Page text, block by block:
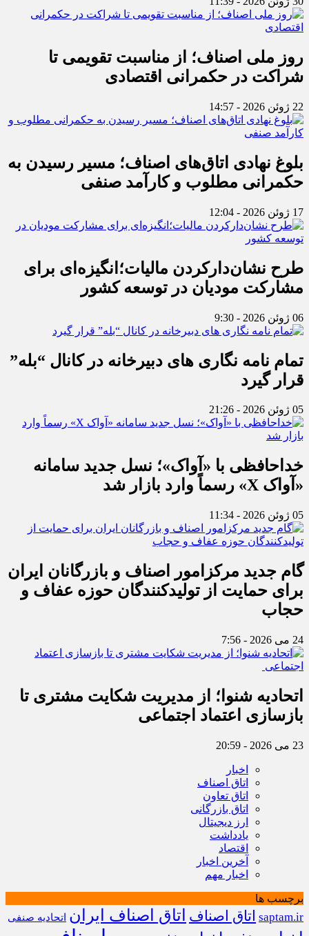
روز ملی اصناف؛ از مناسبت تقویمی تا
شراکت در حکمرانی اقتصادی
22 ژوئن 2026 - 14:57
بلوغ نهادی اتاق‌های اصناف؛ مسیر رسیدن به
حکمرانی مطلوب و کارآمد صنفی
17 ژوئن 2026 - 12:04
طرح نشان‌دارکردن مالیات؛انگیزه‌ای برای
مشارکت مودیان در توسعه کشور
06 ژوئن 2026 - 9:30
تمام نامه نگاری های دبیرخانه در کانال “بله”
قرار گیرد
05 ژوئن 2026 - 21:26
خداحافظی با «آواک»؛ نسل جدید سامانه
«آواک X» رسماً وارد بازار شد
05 ژوئن 2026 - 11:34
گام جدید مرکزامور اصناف و بازرگانان ایران
برای حمایت از تولیدکنندگان حوزه عفاف و
حجاب
24 می 2026 - 7:56
اتحادیه شنوا؛ از مدیریت شکایت مشتری تا
بازسازی اعتماد اجتماعی ‌
23 می 2026 - 20:59
اخبار
اتاق اصناف
اتاق تعاون
اتاق بازرگانی
ارز دیجیتال
یادداشت
اقتصاد
آخرین اخبار
اخبار مهم
برچسب ها
saptam.ir اتاق اصناف اتاق اصناف ایران اتحادیه صنفی